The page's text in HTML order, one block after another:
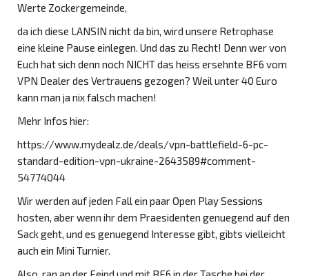
Werte Zockergemeinde,
da ich diese LANSIN nicht da bin, wird unsere Retrophase
eine kleine Pause einlegen. Und das zu Recht! Denn wer von
Euch hat sich denn noch NICHT das heiss ersehnte BF6 vom
VPN Dealer des Vertrauens gezogen? Weil unter 40 Euro
kann man ja nix falsch machen!
Mehr Infos hier:
https://www.mydealz.de/deals/vpn-battlefield-6-pc-
standard-edition-vpn-ukraine-2643589#comment-
54774044
Wir werden auf jeden Fall ein paar Open Play Sessions
hosten, aber wenn ihr dem Praesidenten genuegend auf den
Sack geht, und es genuegend Interesse gibt, gibts vielleicht
auch ein Mini Turnier.